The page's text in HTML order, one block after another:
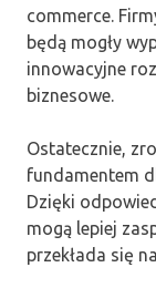
commerce.
będą mogły
innowacyjne
biznesowe.
Ostatecznie,
fundamentem
Dzięki
mogą lepiej
przekłada się